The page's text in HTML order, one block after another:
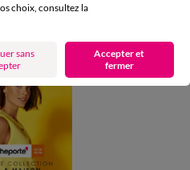
choix, consultez la
sans
Accepter et
fermer